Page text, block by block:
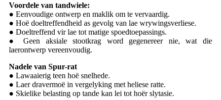
Voordele van tandwiele:
● Eenvoudige ontwerp en maklik om te vervaardig.
● Hoë doeltreffendheid as gevolg van lae wrywingsverliese.
● Doeltreffend vir lae tot matige spoedtoepassings.
● Geen aksiale stootkrag word gegenereer nie, wat die
laerontwerp vereenvoudig.
Nadele van Spur-rat
● Lawaaierig teen hoë snelhede.
● Laer dravermoë in vergelyking met heliese ratte.
● Skielike belasting op tande kan lei tot hoër slytasie.